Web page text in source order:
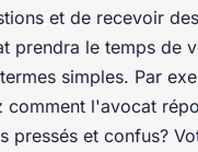
et de recevoir
prendra le temps de
simples. Par
comment l'avocat
pressés et confus?